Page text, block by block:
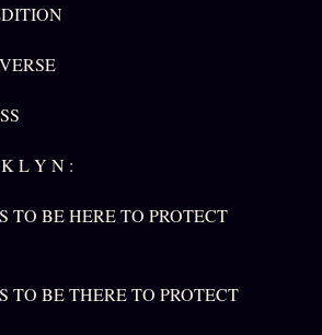
L Y N :
TO BE HERE TO PROTECT
TO BE THERE TO PROTECT